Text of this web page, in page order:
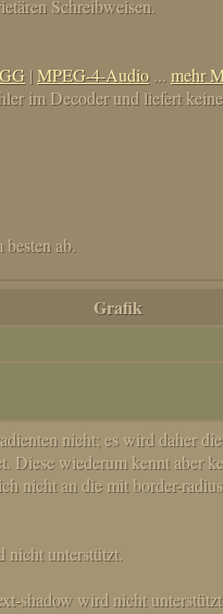
Schreibweisen.
|MPEG-4-Audio... mehr
im Decoder und liefert
ab.
Grafik
nicht; es wird daher
Diese wiederum kennt aber
nicht an die mit border-
nicht unterstützt.
shadow wird nicht unterstützt.